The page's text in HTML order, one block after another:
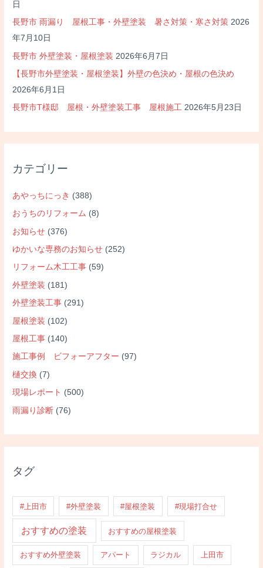
日
長野市 雨漏り 屋根工事・外壁塗装 暑さ対策・寒さ対策 2026
年7月10日
長野市 外壁塗装・屋根塗装 2026年6月7日
【長野市外壁塗装・屋根塗装】外壁の色決め・屋根の色決め
2026年6月1日
長野市T様邸 屋根・外壁塗装工事 屋根施工 2026年5月23日
カテゴリー
あやっちにっき (388)
おうちのリフォーム (8)
お知らせ (376)
ゆかいな専務のお知らせ (252)
リフォーム木工工事 (59)
外壁塗装 (181)
外壁塗装工事 (291)
屋根塗装 (102)
屋根工事 (140)
施工事例 ビフォーアフター (97)
樋交換 (7)
現場レポート (500)
雨漏り診断 (76)
タグ
#上田市 #外壁塗装 #屋根塗装 #現場打合せ
おすすめの塗装 おすすめの屋根塗装
おすすめ外壁塗装 アパート ラジカル 上田市